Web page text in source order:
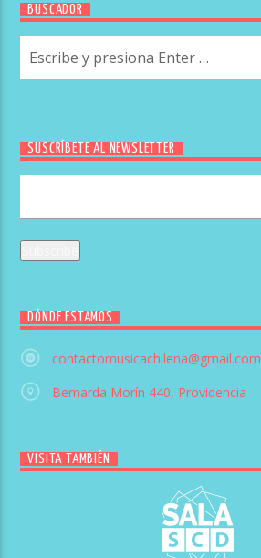
BUSCADOR
SUSCRÍBETE AL NEWSLETTER
DÓNDE ESTAMOS
contactomusicachilena@gmail.com
Bernarda Morín 440, Providencia
VISITA TAMBIÉN